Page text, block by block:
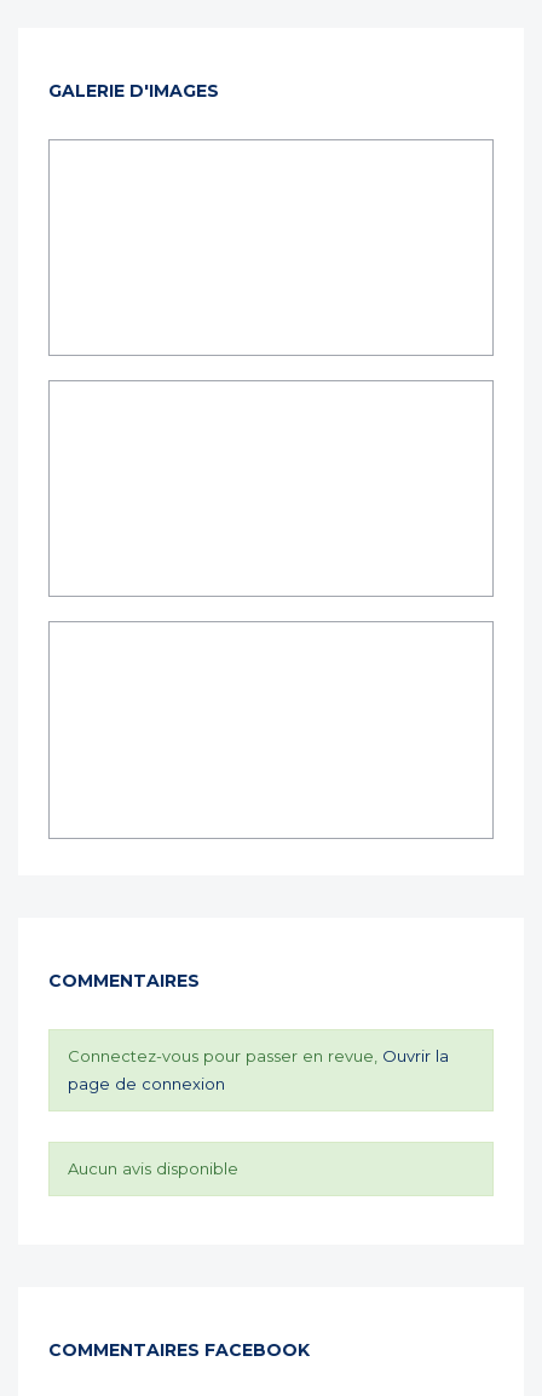
GALERIE D'IMAGES
COMMENTAIRES
Connectez-vous pour passer en revue, Ouvrir la
page de connexion
Aucun avis disponible
COMMENTAIRES FACEBOOK